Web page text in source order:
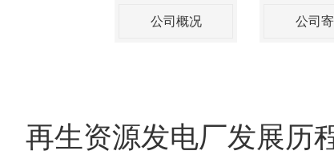
公司概况 公司
再生资源发电厂发展历